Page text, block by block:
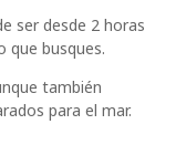
ser desde 2 horas
que busques.
también
para el mar.